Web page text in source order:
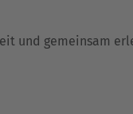
und gemeinsam